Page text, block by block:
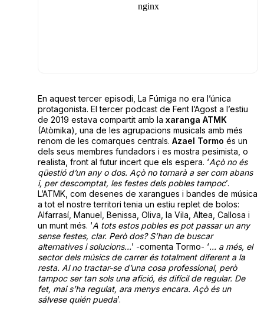
En aquest tercer episodi, La Fúmiga no era l’única
protagonista. El tercer podcast de Fent l’Agost a l’estiu
de 2019 estava compartit amb la xaranga ATMK
(Atòmika), una de les agrupacions musicals amb més
renom de les comarques centrals. Azael Tormo és un
dels seus membres fundadors i es mostra pesimista, o
realista, front al futur incert que els espera. ‘Açò no és
qüestió d’un any o dos. Açò no tornarà a ser com abans
i, per descomptat, les festes dels pobles tampoc’.
L’ATMK, com desenes de xarangues i bandes de música
a tot el nostre territori tenia un estiu replet de bolos:
Alfarrasí, Manuel, Benissa, Oliva, la Vila, Altea, Callosa i
un munt més. ‘A tots estos pobles es pot passar un any
sense festes, clar. Però dos? S’han de buscar
alternatives i solucions…’ -comenta Tormo- ‘… a més, el
sector dels músics de carrer és totalment diferent a la
resta. Al no tractar-se d’una cosa professional, però
tampoc ser tan sols una afició, és difícil de regular. De
fet, mai s’ha regulat, ara menys encara. Açò és un
sálvese quién pueda’.